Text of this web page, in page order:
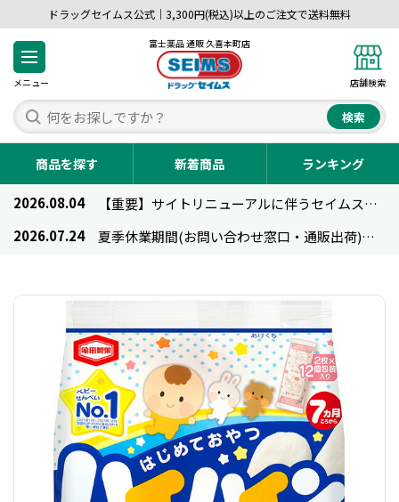
ドラッグセイムス公式｜3,300円(税込)以上のご注文で送料無料
メニュー
富士薬品 通販 久喜本町店
店舗検索
検索
商品を探す 新着商品 ランキング
2026.08.04
【重要】サイトリニューアルに伴うセイムス通販のご利用について
2026.07.24
夏季休業期間(お問い合わせ窓口・通販出荷)のお知らせ